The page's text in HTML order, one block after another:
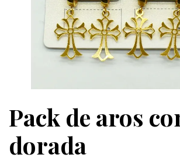
Pack de aros
dorada